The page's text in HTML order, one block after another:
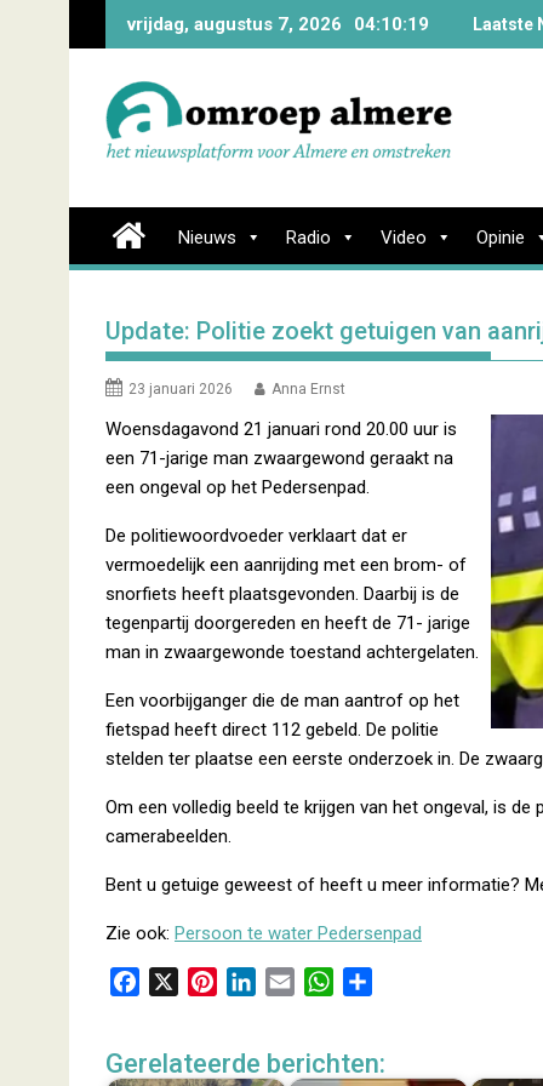
vrijdag, augustus 7, 2026 04:10:20 Laatste
Nieuws Radio Video Opinie
Update: Politie zoekt getuigen van
23 januari 2026 Anna Ernst
Woensdagavond 21 januari rond 20.00 uur is
een 71-jarige man zwaargewond geraakt na
een ongeval op het Pedersenpad.
De politiewoordvoeder verklaart dat er
vermoedelijk een aanrijding met een brom- of
snorfiets heeft plaatsgevonden. Daarbij is de
tegenpartij doorgereden en heeft de 71- jarige
man in zwaargewonde toestand achtergelaten.
Een voorbijganger die de man aantrof op het
fietspad heeft direct 112 gebeld. De politie
stelden ter plaatse een eerste onderzoek in. De
Om een volledig beeld te krijgen van het ongeval, is
camerabeelden.
Bent u getuige geweest of heeft u meer informatie?
Zie ook: Persoon te water Pedersenpad
e
t
k
i
W
t
e
Gerelateerde berichten: